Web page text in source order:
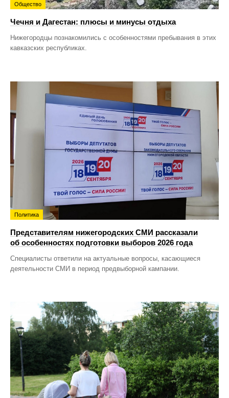
Общество
Чечня и Дагестан: плюсы и минусы отдыха
Нижегородцы познакомились с особенностями пребывания в этих
кавказских республиках.
Политика
Представителям нижегородских СМИ рассказали
об особенностях подготовки выборов 2026 года
Специалисты ответили на актуальные вопросы, касающиеся
деятельности СМИ в период предвыборной кампании.